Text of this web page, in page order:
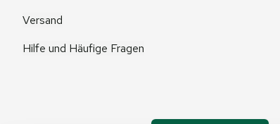
Versand
Hilfe und Häufige Fragen